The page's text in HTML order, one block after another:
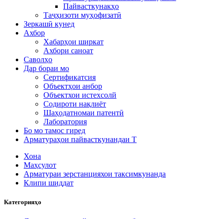
Пайвасткунакҳо
Таҷҳизоти муҳофизатӣ
Зеркашӣ кунед
Ахбор
Хабарҳои ширкат
Ахбори саноат
Саволҳо
Дар бораи мо
Сертификатсия
Объектҳои анбор
Объектхои истехсолй
Содироти нақлиёт
Шаҳодатномаи патентӣ
Лаборатория
Бо мо тамос гиред
Арматураҳои пайвасткунандаи T
Хона
Маҳсулот
Арматураи зерстанцияхои таксимкунанда
Клипи шиддат
Категорияҳо